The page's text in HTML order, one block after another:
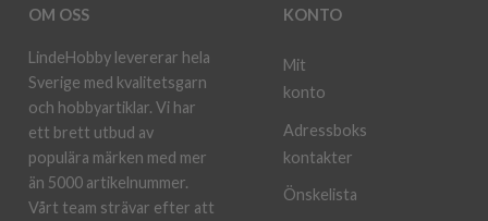
OM OSS
LindeHobby levererar hela
Sverige med kvalitetsgarn
och hobbyartiklar. Vi har
ett brett utbud av
populära märken med mer
än 5000 artikelnummer.
Vårt team strävar efter att
KONTO
Mit
konto
Adressboks
kontakter
Önskelista